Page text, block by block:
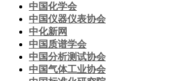
中国化学会
中国仪器仪表协会
中化新网
中国质谱学会
中国分析测试协会
中国气体工业协会